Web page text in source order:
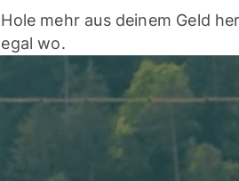
Hole mehr aus deinem Geld
egal wo.